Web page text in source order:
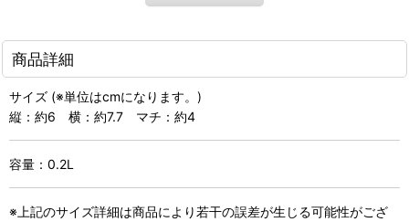
商品詳細
サイズ (※単位はcmになります。)
縦：約6 横：約7.7 マチ：約4
容量：0.2L
※上記のサイズ詳細は商品により若干の誤差が生じる可能性がござ